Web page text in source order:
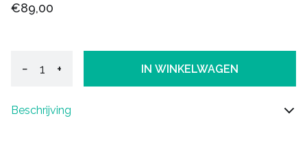
€89,00
− + IN WINKELWAGEN
Beschrijving